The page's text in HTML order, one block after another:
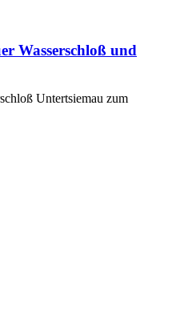
Wasserschloß und
Untertsiemau zum